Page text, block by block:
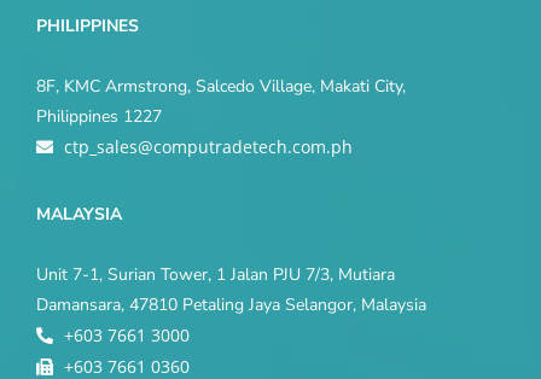
PHILIPPINES
8F, KMC Armstrong, Salcedo Village, Makati City,
Philippines 1227
ctp_sales@computradetech.com.ph
MALAYSIA
Unit 7-1, Surian Tower, 1 Jalan PJU 7/3, Mutiara
Damansara, 47810 Petaling Jaya Selangor, Malaysia
+603 7661 3000
+603 7661 0360